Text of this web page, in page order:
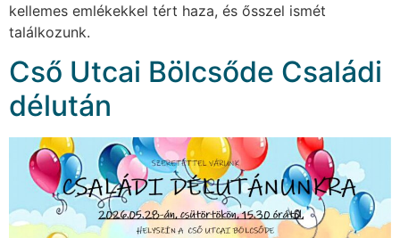
kellemes emlékekkel tért haza, és ősszel ismét
találkozunk.
Cső Utcai Bölcsőde Családi
délután